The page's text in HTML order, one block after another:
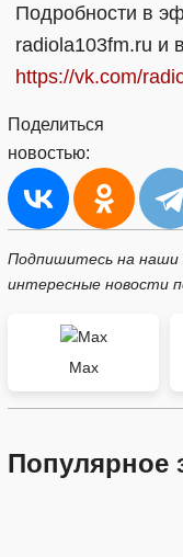
Подробности в
radiola103fm.ru и
https://vk.com/
Поделиться
новостью:
Подпишитесь на наши
интересные новости
Max
Популярное